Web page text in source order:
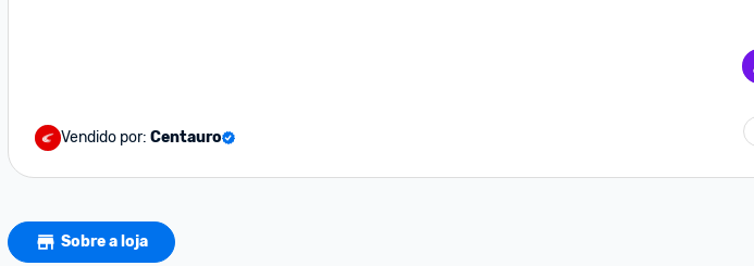
Vendido por: Centauro
Sobre a loja